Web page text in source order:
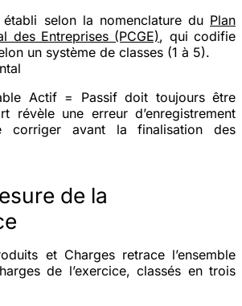
selon la nomenclature du Plan
des Entreprises (PCGE), qui codifie
un système de classes (1 à 5).
Actif = Passifdoit toujours être
révèle une erreur d’enregistrement
corriger avant la finalisation des
de la
et Charges retrace l’ensemble
de l’exercice, classés en trois